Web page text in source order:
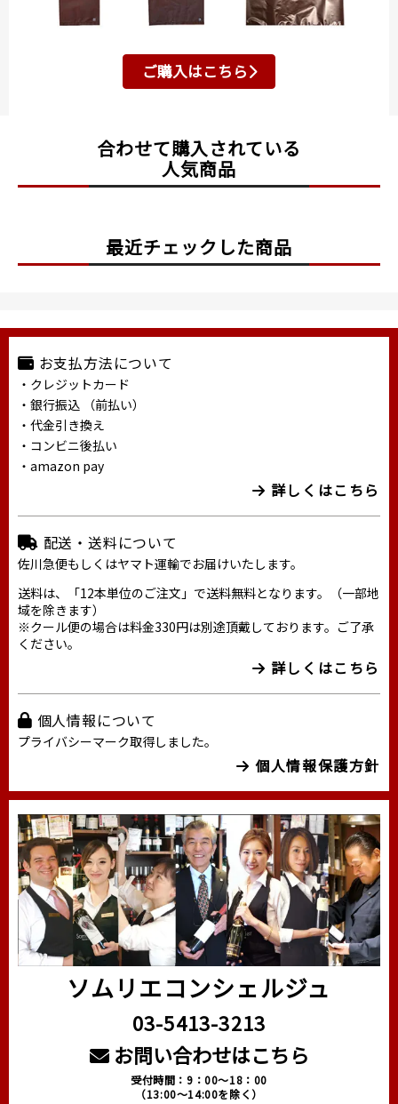
ご購入はこちら
合わせて購入されている
人気商品
最近チェックした商品
お支払方法について
・クレジットカード
・銀行振込 （前払い）
・代金引き換え
・コンビニ後払い
・amazon pay
詳しくはこちら
配送・送料について
佐川急便もしくはヤマト運輸でお届けいたします。
送料は、「12本単位のご注文」で送料無料となります。（一部地
域を除きます）
※クール便の場合は料金330円は別途頂戴しております。ご了承
ください。
詳しくはこちら
個人情報について
プライバシーマーク取得しました。
個人情報保護方針
ソムリエコンシェルジュ
03-5413-3213
お問い合わせはこちら
受付時間：9：00～18：00
（13:00～14:00を除く）